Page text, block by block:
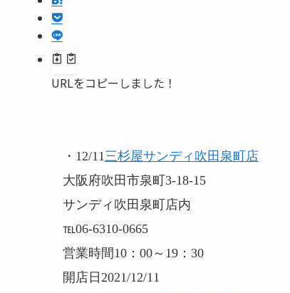
URLをコピーしました！
・12/11 三杉屋サンディ吹田泉町店
大阪府吹田市泉町3-18-15
サンディ吹田泉町店内
℡06-6310-0665
営業時間10：00～19：30
開店日2021/12/11